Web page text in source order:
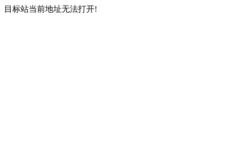
目标站当前地址无法打开!